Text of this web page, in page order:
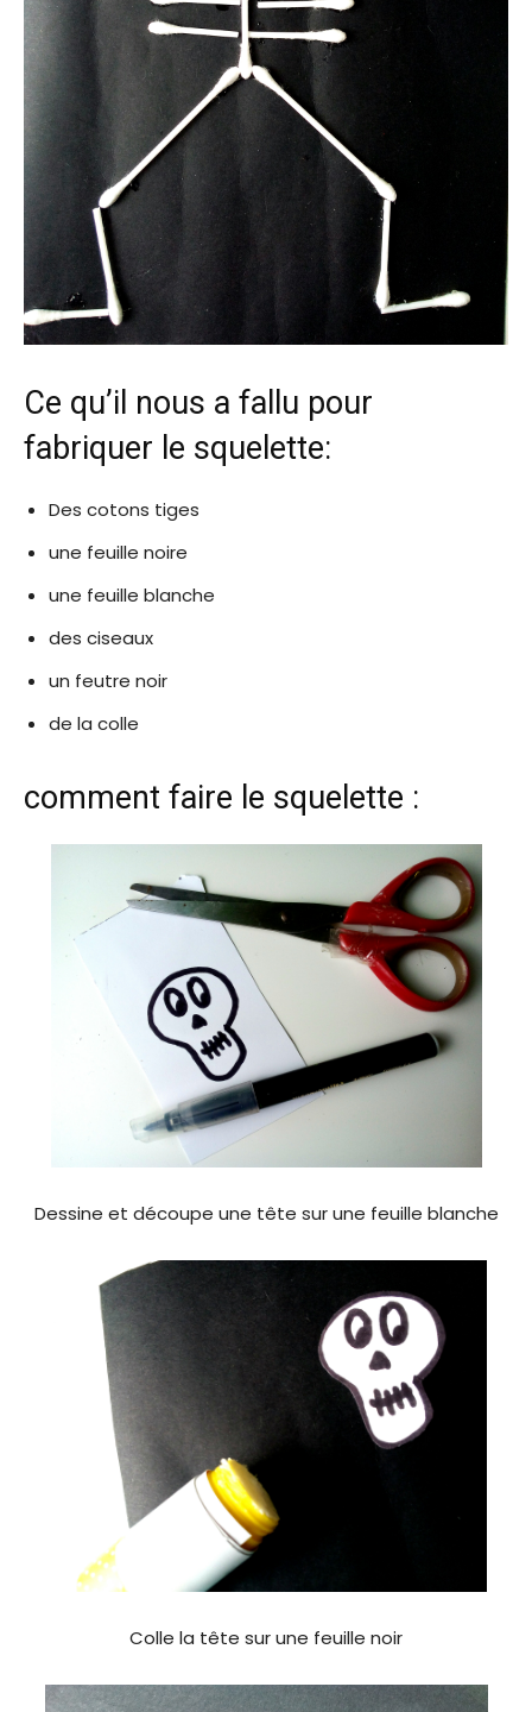
Ce qu’il nous a fallu pour
fabriquer le squelette:
Des cotons tiges
une feuille noire
une feuille blanche
des ciseaux
un feutre noir
de la colle
comment faire le squelette :
Dessine et découpe une tête sur une feuille blanche
Colle la tête sur une feuille noir